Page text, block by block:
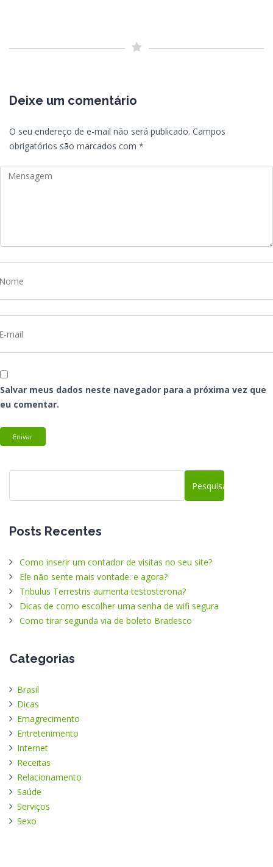
Deixe um comentário
O seu endereço de e-mail não será publicado. Campos
obrigatórios são marcados com *
Salvar meus dados neste navegador para a próxima vez que
eu comentar.
Posts Recentes
Como inserir um contador de visitas no seu site?
Ele não sente mais vontade: e agora?
Tribulus Terrestris aumenta testosterona?
Dicas de como escolher uma senha de wifi segura
Como tirar segunda via de boleto Bradesco
Categorias
Brasil
Dicas
Emagrecimento
Entretenimento
Internet
Receitas
Relacionamento
Saúde
Serviços
Sexo